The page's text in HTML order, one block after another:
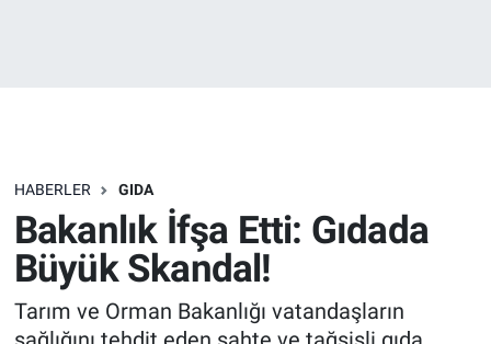
HABERLER GIDA
Bakanlık İfşa Etti: Gıdada
Büyük Skandal!
Tarım ve Orman Bakanlığı vatandaşların